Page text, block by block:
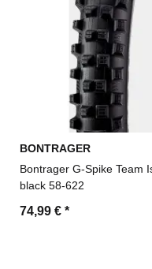
BONTRAGER
Bontrager G-Spike Team
black 58-622
74,99 € *